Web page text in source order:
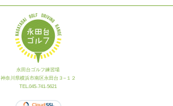
永田台ゴルフ練習場
神奈川県横浜市南区永田台３−１２
TEL.045-741-5621